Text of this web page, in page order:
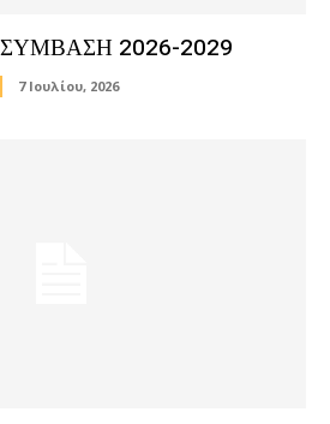
2026-2029
7 Ιουλίου, 2026